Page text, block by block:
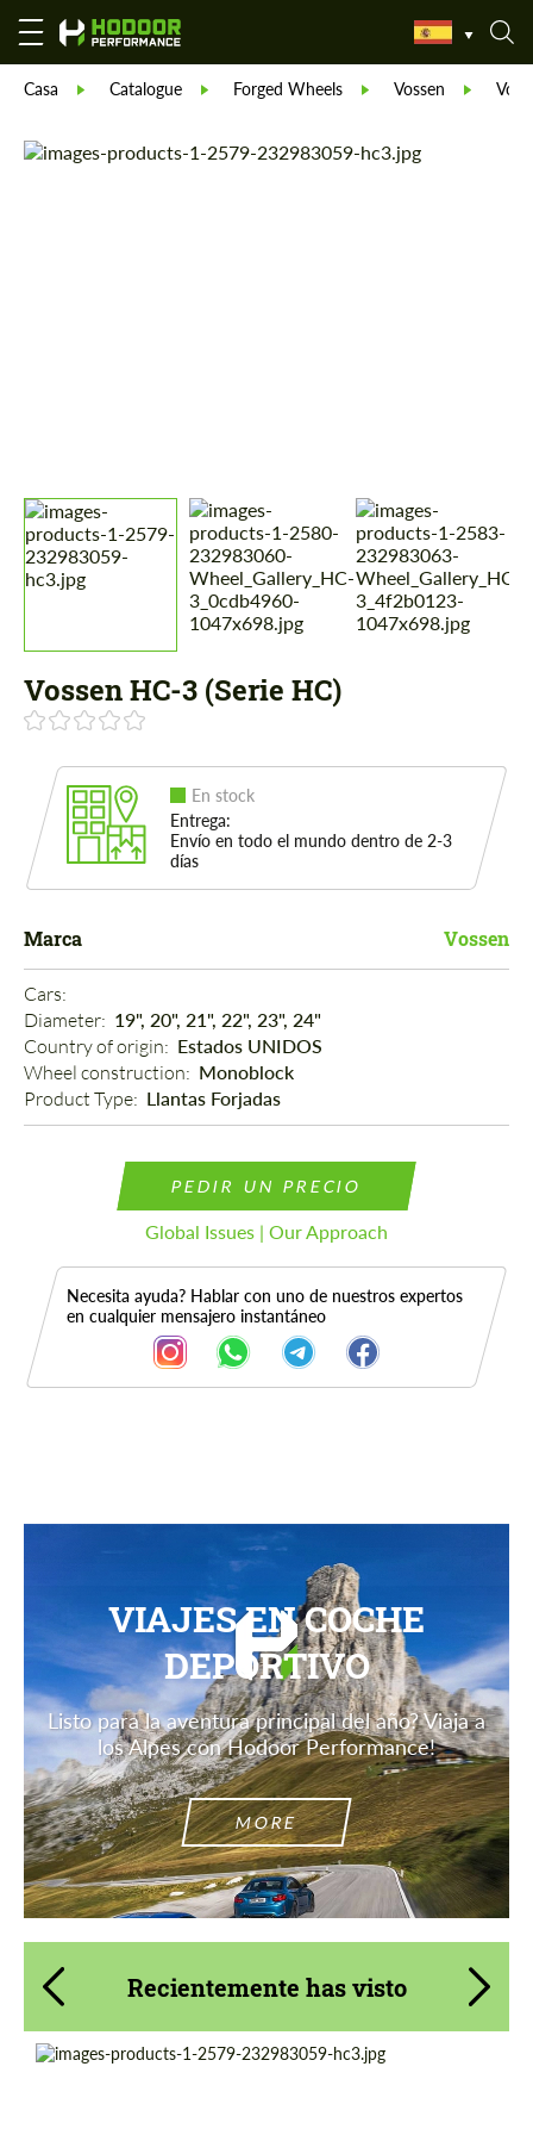
Casa Catalogue Forged Wheels Vossen
Vossen HC-3 (Serie HC)
En stock
Entrega:
Envío en todo el mundo dentro de 2-3
días
Marca Vossen
Cars:
Diameter: 19", 20", 21", 22", 23", 24"
Country of origin: Estados UNIDOS
Wheel construction: Monoblock
Product Type: Llantas Forjadas
PEDIR UN PRECIO
Global Issues | Our Approach
Necesita ayuda? Hablar con uno de nuestros expertos
en cualquier mensajero instantáneo
VIAJES EN COCHE
DEPORTIVO
Listo para la aventura principal del año? Viaja a
los Alpes con Hodoor Performance!
MORE
Recientemente has visto